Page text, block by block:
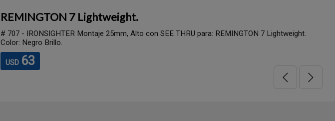
REMINGTON 7 Lightweight.
# 707 - IRONSIGHTER Montaje 25mm, Alto con SEE THRU para: REMINGTON 7 Lightweight.
Color: Negro Brillo.
USD63